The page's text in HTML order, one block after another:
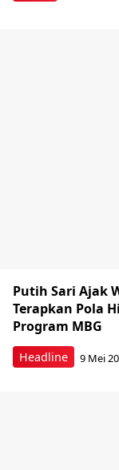
Headline
Putih Sari Ajak
Terapkan Pola
Program MBG
9 Mei